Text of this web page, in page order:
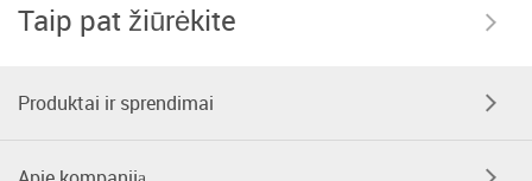
Taip pat žiūrėkite
Produktai ir sprendimai